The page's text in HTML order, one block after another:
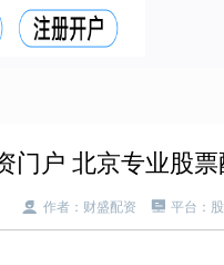
门户 北京专业股
作者：财盛配资 平台：